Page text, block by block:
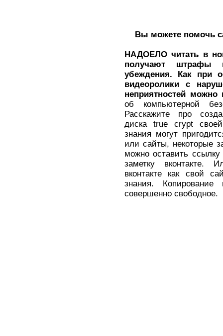
Вы можете помочь
НАДОЕЛО читать в
получают штрафы
убеждения. Как при
видеоролики с
неприятностей можно
об компьютерной
Расскажите про
диска true crypt
знания могут
или сайты, некоторые
можно оставить
заметку вконтакте.
вконтакте как свой
знания.
совершенно свободное.